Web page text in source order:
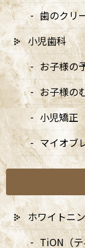
5/3
診
5月
2025年
2024年
歯のクリ
小児歯科
お子様の
お子様の
小児矯正
マイオブ
ホワイトニ
TiON（